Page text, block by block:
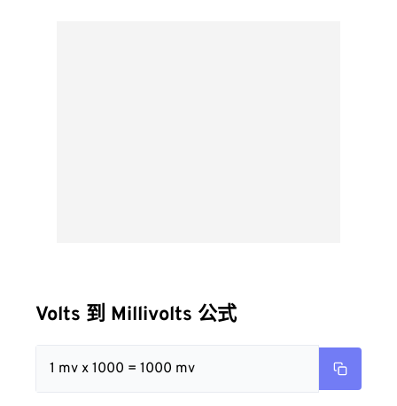
Volts 到 Millivolts 公式
1 mv x 1000 = 1000 mv